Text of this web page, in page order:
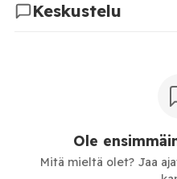
Keskustelu
Ole
Mitä mieltä olet? Jaa